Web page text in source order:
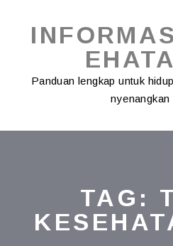
content
Panduan lengkap untuk
nyenangkan
TAG: